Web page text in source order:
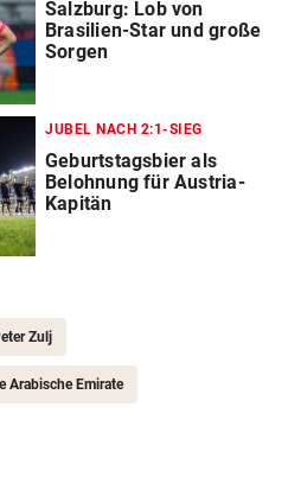
Salzburg: Lob von
Brasilien-Star und große
Sorgen
JUBEL NACH 2:1-SIEG
Geburtstagsbier als
Belohnung für Austria-
Kapitän
Zulj
Arabische Emirate